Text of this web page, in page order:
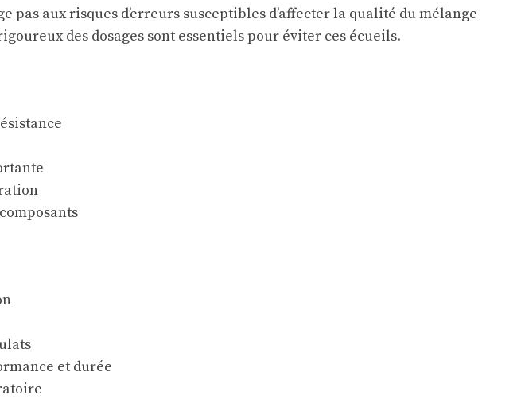
aux risques d’erreurs susceptibles d’affecter la qualité du mélange
des dosages sont essentiels pour éviter ces écueils.
et durée